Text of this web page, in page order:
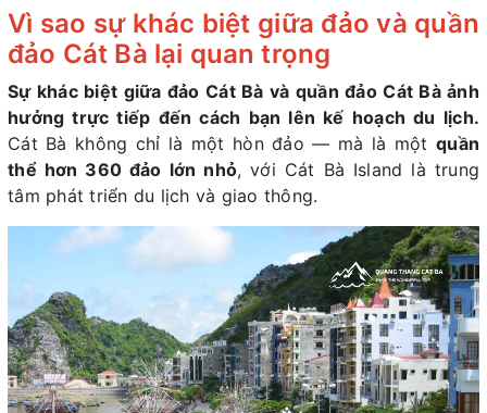
Vì sao sự khác biệt giữa đảo và quần
đảo Cát Bà lại quan trọng
Sự khác biệt giữa đảo Cát Bà và quần đảo Cát Bà ảnh
hưởng trực tiếp đến cách bạn lên kế hoạch du lịch.
Cát Bà không chỉ là một hòn đảo — mà là một quần
thể hơn 360 đảo lớn nhỏ, với Cát Bà Island là trung
tâm phát triển du lịch và giao thông.